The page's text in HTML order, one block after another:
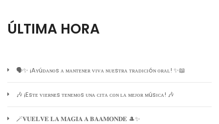
ÚLTIMA HORA
🗣️✨ ¡Aʏúᴅᴀɴᴏs ᴀ ᴍᴀɴᴛᴇɴᴇʀ ᴠɪᴠᴀ ɴᴜᴇsᴛʀᴀ ᴛʀᴀᴅɪᴄɪóɴ ᴏʀᴀʟ! ✨📖
🎶 ¡Esᴛᴇ ᴠɪᴇʀɴᴇs ᴛᴇɴᴇᴍᴏs ᴜɴᴀ ᴄɪᴛᴀ ᴄᴏɴ ʟᴀ ᴍᴇᴊᴏʀ ᴍúsɪᴄᴀ! 🎶
🪄𝐕𝐔𝐄𝐋𝐕𝐄 𝐋𝐀 𝐌𝐀𝐆𝐈𝐀 𝐀 𝐁𝐀𝐀𝐌𝐎𝐍𝐃𝐄 🎩✨